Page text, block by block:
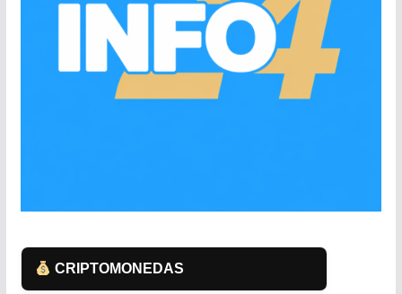
CRIPTOMONEDAS